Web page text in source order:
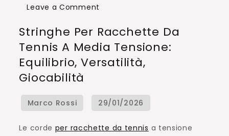
Leave a Comment
per
racchette
da
media
Stringhe Per Racchette Da
Tennis A Media Tensione:
Equilibrio, Versatilità,
Giocabilità
Le corde per racchette da tennis a tensione